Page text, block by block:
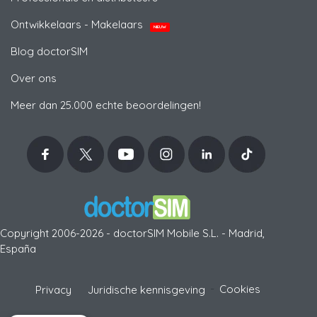
Ontwikkelaars - Makelaars
NIEUW
Blog doctorSIM
Over ons
Meer dan 25.000 echte beoordelingen!
Copyright 2006-2026 - doctorSIM Mobile S.L. - Madrid,
España
Privacy Juridische kennisgeving Cookies